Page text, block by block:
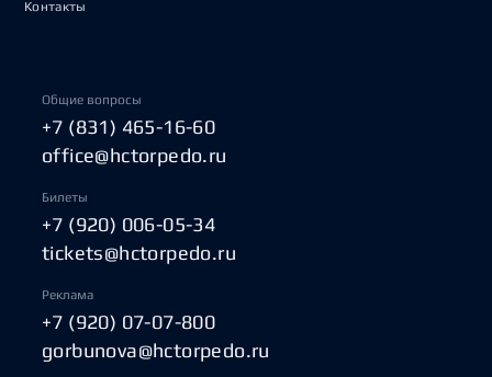
Контакты
Общие вопросы
+7 (831) 465-16-60
office@hctorpedo.ru
Билеты
+7 (920) 006-05-34
tickets@hctorpedo.ru
Реклама
+7 (920) 07-07-800
gorbunova@hctorpedo.ru